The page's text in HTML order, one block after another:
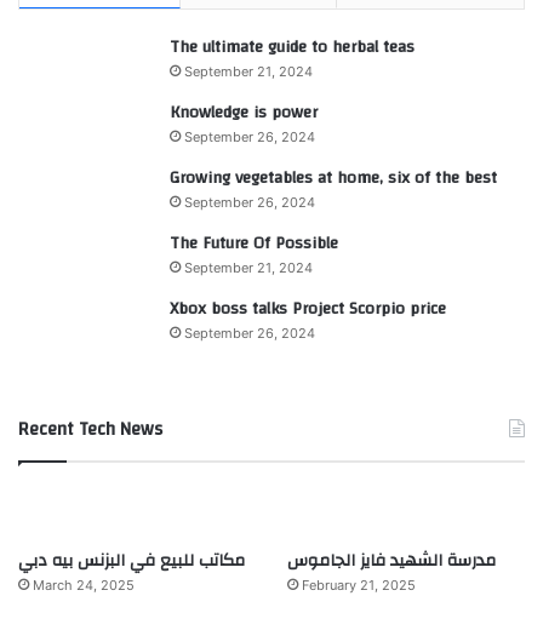
The ultimate guide to herbal teas
September 21, 2024
Knowledge is power
September 26, 2024
Growing vegetables at home, six of the best
September 26, 2024
The Future Of Possible
September 21, 2024
Xbox boss talks Project Scorpio price
September 26, 2024
Recent Tech News
مكاتب للبيع في البزنس بيه دبي
March 24, 2025
مدرسة الشهيد فايز الجاموس
February 21, 2025